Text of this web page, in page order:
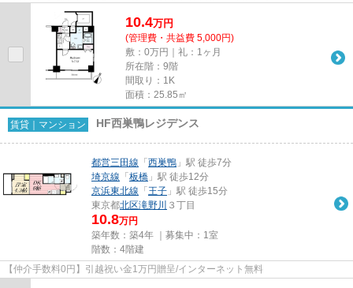
10.4万円
(管理費・共益費 5,000円)
敷：0万円｜礼：1ヶ月
所在階：9階
間取り：1K
面積：25.85㎡
賃貸｜マンション HF西巣鴨レジデンス
都営三田線 「 西巣鴨 」駅 徒歩7分
埼京線 「 板橋 」駅 徒歩12分
京浜東北線 「 王子 」駅 徒歩15分
東京都北区滝野川 ３丁目
10.8万円
築年数：築4年 ｜募集中： 1室
階数：4階建
【仲介手数料0円】引越祝い金1万円贈呈/インターネット無料